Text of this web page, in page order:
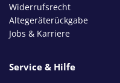
Widerrufsrecht
Altegeräterückgabe
Jobs & Karriere
Service & Hilfe